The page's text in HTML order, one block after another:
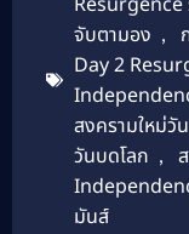
จับตามอง ,
Day 2
สงครามใหม่วั
วันบดโลก ,
มันส์